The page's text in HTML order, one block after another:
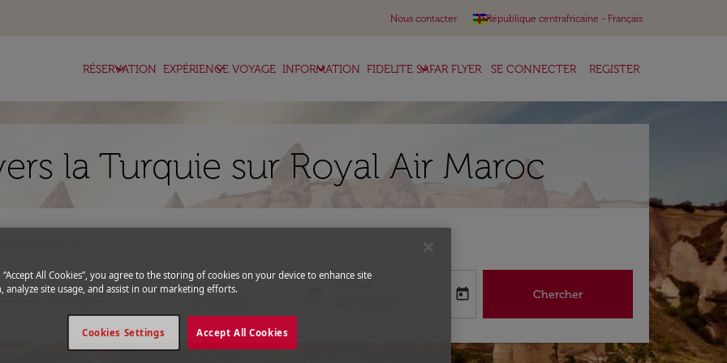
Nous contacter République centrafricaine - Français
keyboard_arrow_down
RÉSERVATION
keyboard_arrow_down EXPÉRIENCE VOYAGE
keyboard_arrow_down INFORMATION
keyboard_arrow_down FIDELITE SAFAR FLYER
keyboard_arrow_down SE CONNECTER REGISTER
la Turquie sur Royal Air Maroc
Départ
fc-booking-return-date-aria-label
today Chercher
“Accept All Cookies”, you agree to the storing of cookies on your device to enhance site
analyze site usage, and assist in our marketing efforts.
Accept All Cookies
Cookies Settings